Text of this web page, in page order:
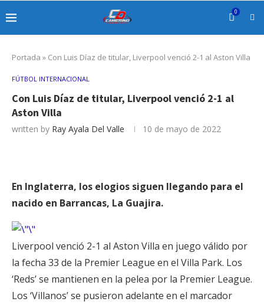
0
Portada » Con Luis Díaz de titular, Liverpool venció 2-1 al Aston Villa
FÚTBOL INTERNACIONAL
Con Luis Díaz de titular, Liverpool venció 2-1 al
Aston Villa
written by Ray Ayala Del Valle 10 de mayo de 2022
En Inglaterra, los elogios siguen llegando para el
nacido en Barrancas, La Guajira.
Liverpool venció 2-1 al Aston Villa en juego válido por
la fecha 33 de la Premier League en el Villa Park. Los
‘Reds’ se mantienen en la pelea por la Premier League.
Los ‘Villanos’ se pusieron adelante en el marcador